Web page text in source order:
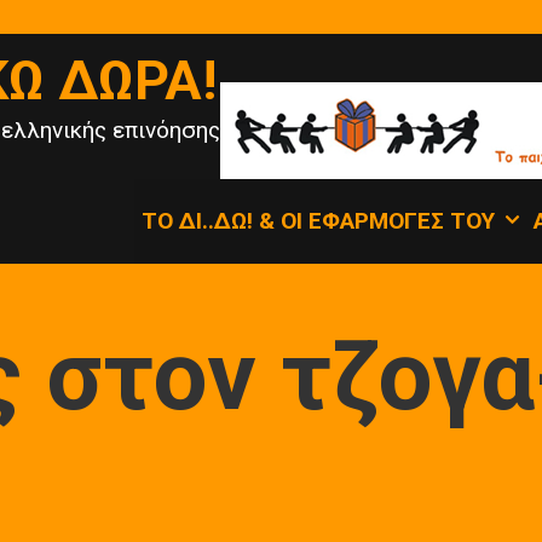
ΔΏΡΑ!
επινόησης
ΤΟ ΔΙ..ΔΩ! & ΟΙ ΕΦΑΡΜΟΓΈΣ ΤΟΥ
στον